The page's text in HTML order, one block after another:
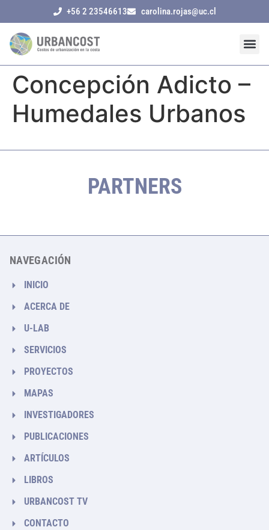
+56 2 23546613 carolina.rojas@uc.cl
Concepción Adicto –
Humedales Urbanos
PARTNERS
NAVEGACIÓN
INICIO
ACERCA DE
U-LAB
SERVICIOS
PROYECTOS
MAPAS
INVESTIGADORES
PUBLICACIONES
ARTÍCULOS
LIBROS
URBANCOST TV
CONTACTO